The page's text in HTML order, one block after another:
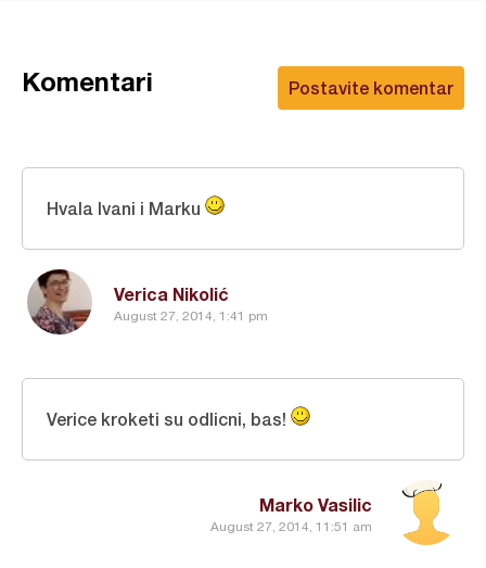
Postavite komentar
Komentari
Verica Nikolić
August 27, 2014, 1:41 pm
Hvala Ivani i Marku
Marko Vasilic
August 27, 2014, 11:51 am
Verice kroketi su odlicni, bas!